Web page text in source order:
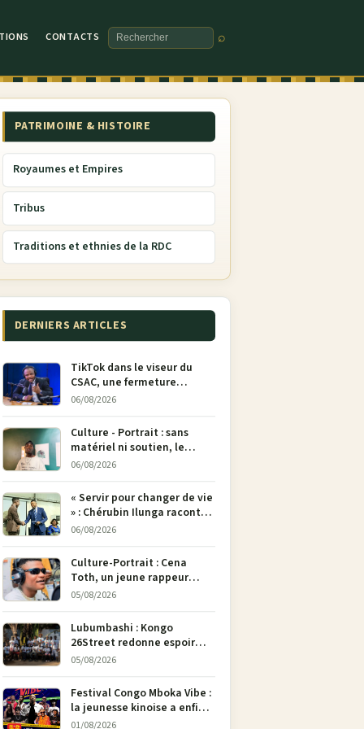
CONTACTS
Rechercher
⌕
PATRIMOINE & HISTOIRE
Royaumes et Empires
Tribus
Traditions et ethnies de la RDC
DERNIERS ARTICLES
TikTok dans le viseur du
CSAC, une fermeture
envisagée pour contrer la
06/08/2026
Culture - Portrait : sans
matériel ni soutien, le
dessinateur Justin
son crayon
06/08/2026
« Servir pour changer de vie
» : Chérubin Ilunga raconte
le parcours du député
Tshimbu en 137 pages
06/08/2026
Culture-Portrait : Cena
Toth, un jeune rappeur
déterminé à faire entendre
05/08/2026
Lubumbashi : Kongo
26Street redonne espoir
aux enfants de la rue par
05/08/2026
Festival Congo Mboka Vibe :
la jeunesse kinoise a enfin
sa plateforme de culture
01/08/2026